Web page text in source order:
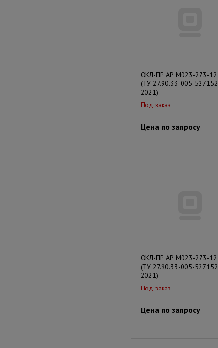
ОКЛ-ПР АР М023-273-
(ТУ 27.90.33-005-
2021)
Под заказ
Цена по запросу
ОКЛ-ПР АР М023-273-
(ТУ 27.90.33-005-
2021)
Под заказ
Цена по запросу